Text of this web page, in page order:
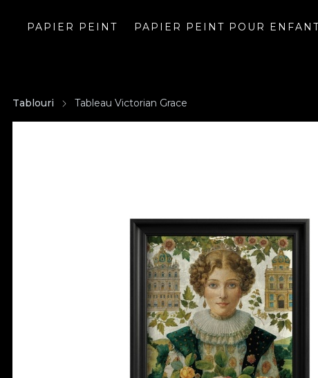
PAPIER PEINT PAPIER PEINT POUR
Tablouri Tableau Victorian Grace